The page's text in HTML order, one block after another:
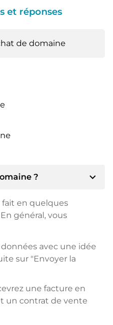
et réponses
de domaine
? expand_more
fait en quelques
général, vous
avec une idée
sur "Envoyer la
une facture en
un contrat de vente